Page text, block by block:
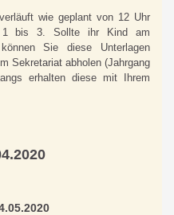
wie geplant von 12 Uhr
1 bis 3. Sollte ihr Kind am
können Sie diese Unterlagen
Sekretariat abholen (Jahrgang
erhalten diese mit Ihrem